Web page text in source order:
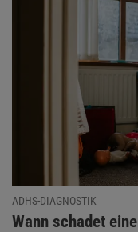
ADHS-DIAGNOSTIK
:
Wann schadet